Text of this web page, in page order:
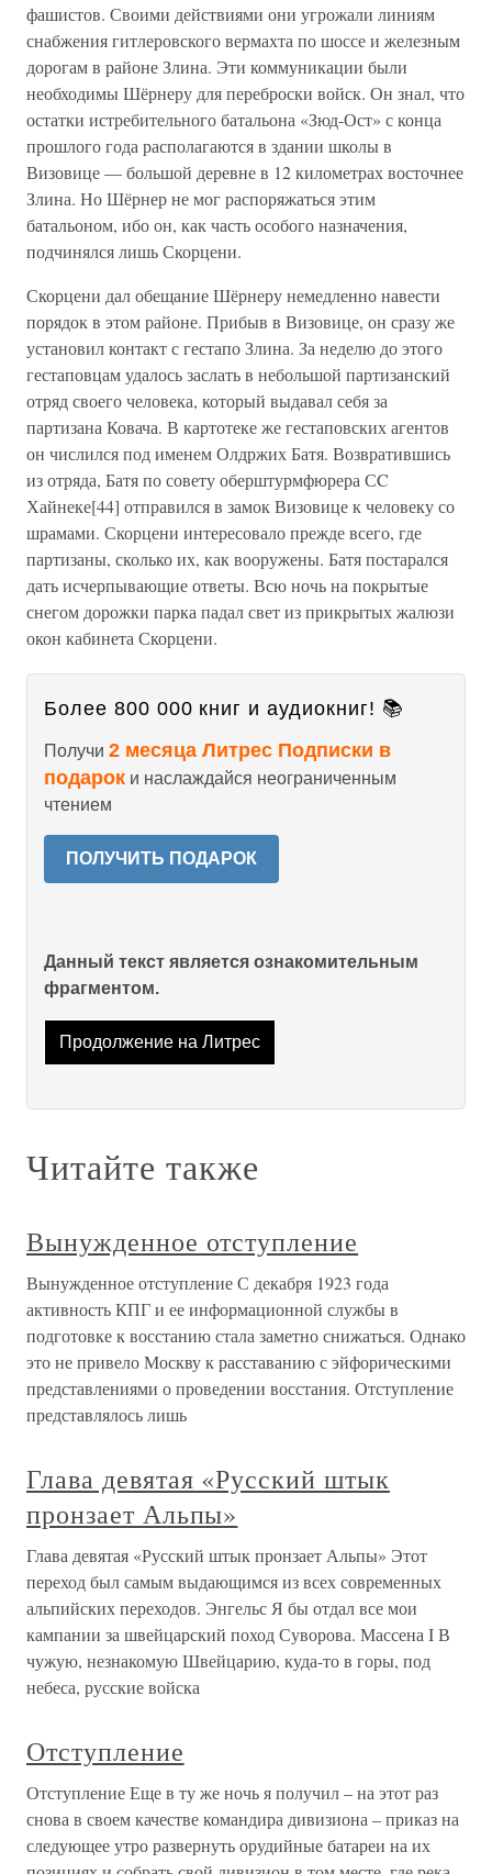
фашистов. Своими действиями они угрожали линиям
снабжения гитлеровского вермахта по шоссе и железным
дорогам в районе Злина. Эти коммуникации были
необходимы Шёрнеру для переброски войск. Он знал, что
остатки истребительного батальона «Зюд-Ост» с конца
прошлого года располагаются в здании школы в
Визовице — большой деревне в 12 километрах восточнее
Злина. Но Шёрнер не мог распоряжаться этим
батальоном, ибо он, как часть особого назначения,
подчинялся лишь Скорцени.
Скорцени дал обещание Шёрнеру немедленно навести
порядок в этом районе. Прибыв в Визовице, он сразу же
установил контакт с гестапо Злина. За неделю до этого
гестаповцам удалось заслать в небольшой партизанский
отряд своего человека, который выдавал себя за
партизана Ковача. В картотеке же гестаповских агентов
он числился под именем Олдржих Батя. Возвратившись
из отряда, Батя по совету оберштурмфюрера СC
Хайнеке[44] отправился в замок Визовице к человеку со
шрамами. Скорцени интересовало прежде всего, где
партизаны, сколько их, как вооружены. Батя постарался
дать исчерпывающие ответы. Всю ночь на покрытые
снегом дорожки парка падал свет из прикрытых жалюзи
окон кабинета Скорцени.
Более 800 000 книг и аудиокниг! 📚
Получи 2 месяца Литрес Подписки в
подарок и наслаждайся неограниченным
чтением
ПОЛУЧИТЬ ПОДАРОК
Данный текст является ознакомительным
фрагментом.
Продолжение на Литрес
Читайте также
Вынужденное отступление
Вынужденное отступление С декабря 1923 года
активность КПГ и ее информационной службы в
подготовке к восстанию стала заметно снижаться. Однако
это не привело Москву к расставанию с эйфорическими
представлениями о проведении восстания. Отступление
представлялось лишь
Глава девятая «Русский штык
пронзает Альпы»
Глава девятая «Русский штык пронзает Альпы» Этот
переход был самым выдающимся из всех современных
альпийских переходов. Энгельс Я бы отдал все мои
кампании за швейцарский поход Суворова. Массена I В
чужую, незнакомую Швейцарию, куда-то в горы, под
небеса, русские войска
Отступление
Отступление Еще в ту же ночь я получил – на этот раз
снова в своем качестве командира дивизиона – приказ на
следующее утро развернуть орудийные батареи на их